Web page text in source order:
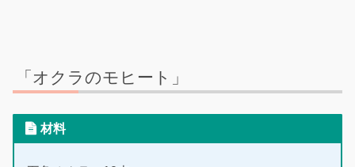
「オクラのモヒート」
材料